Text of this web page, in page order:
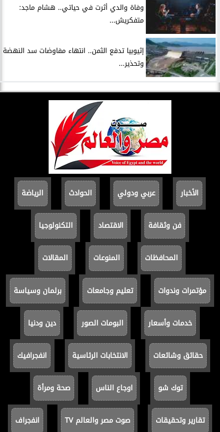
وفاة والدي أثرت في حياتي.. هشام ماجد:
متفكريش...
إثيوبيا تدفع الثمن.. انتهاء مفاوضات سد النهضة
وتحذير...
الأخبار عربي ودولي الحوادث الرياضة
فن وثقافة الاقتصاد التكنولوجيا
المحافظات المنوعات المقالات
مؤتمرات وندوات تعليم وجامعات برلمان وسياسة
خدمات وأسعار البومات الصور دين ودنيا
حقائق وشائعات الانتخابات الرئاسية انفجرافيك
توك شو اوجاع الناس صحة ومرأة
تقارير وتحقيقات صوت مصر والعالم TV انفجراف